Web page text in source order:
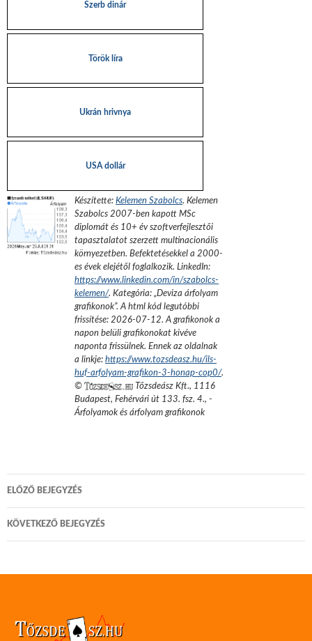
Szerb dinár
Török líra
Ukrán hrivnya
USA dollár
Készítette: Kelemen Szabolcs. Kelemen
Szabolcs 2007-ben kapott MSc
diplomát és 10+ év szoftverfejlesztői
tapasztalatot szerzett multinacionális
környezetben. Befektetésekkel a 2000-
es évek elejétől foglalkozik. LinkedIn:
https://www.linkedin.com/in/szabolcs-
kelemen/. Kategória: „Deviza árfolyam
grafikonok”.A html kód legutóbbi
frissítése: 2026-07-12. A grafikonok a
napon belüli grafikonokat kivéve
naponta frissülnek. Ennek az oldalnak
a linkje: https://www.tozsdeasz.hu/ils-
huf-arfolyam-grafikon-3-honap-cop0/.
©
Tőzsdeász Kft., 1116
Budapest, Fehérvári út 133. fsz. 4., -
Árfolyamok és árfolyam grafikonok
Bejegyzés
navigáció
ELŐZŐ BEJEGYZÉS
KÖVETKEZŐ BEJEGYZÉS